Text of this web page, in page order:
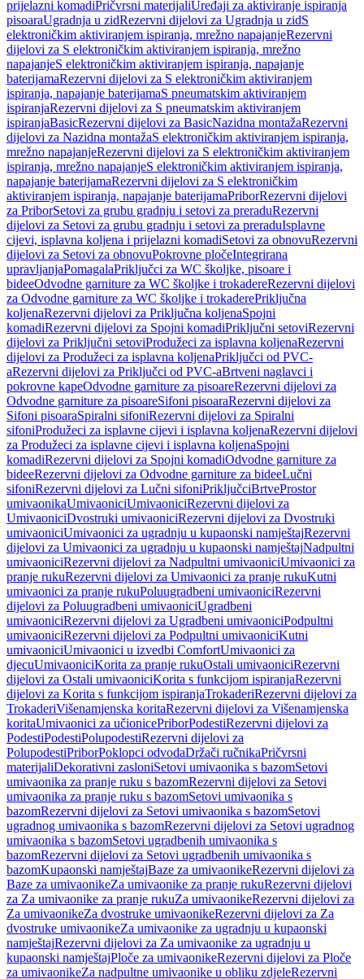
prijelazni komadiPričvrsni materijaliUređaji za aktiviranje ispiranja
pisoaraUgradnja u zidRezervni dijelovi za Ugradnja u zidS
elektroničkim aktiviranjem ispiranja, mrežno napajanjeRezervni
dijelovi za S elektroničkim aktiviranjem ispiranja, mrežno
napajanjeS elektroničkim aktiviranjem ispiranja, napajanje
baterijamaRezervni dijelovi za S elektroničkim aktiviranjem
ispiranja, napajanje baterijamaS pneumatskim aktiviranjem
ispiranjaRezervni dijelovi za S pneumatskim aktiviranjem
ispiranjaBasicRezervni dijelovi za BasicNazidna montažaRezervni
dijelovi za Nazidna montažaS elektroničkim aktiviranjem ispiranja,
mrežno napajanjeRezervni dijelovi za S elektroničkim aktiviranjem
ispiranja, mrežno napajanjeS elektroničkim aktiviranjem ispiranja,
napajanje baterijamaRezervni dijelovi za S elektroničkim
aktiviranjem ispiranja, napajanje baterijamaPriborRezervni dijelovi
za PriborSetovi za grubu gradnju i setovi za preraduRezervni
dijelovi za Setovi za grubu gradnju i setovi za preraduIsplavne
cijevi, isplavna koljena i prijelazni komadiSetovi za obnovuRezervni
dijelovi za Setovi za obnovuPokrovne pločeIntegrirana
upravljanjaPomagalaPriključci za WC školjke, pisoare i
bideeOdvodne garniture za WC školjke i trokadereRezervni dijelovi
za Odvodne garniture za WC školjke i trokaderePriključna
koljenaRezervni dijelovi za Priključna koljenaSpojni
komadiRezervni dijelovi za Spojni komadiPriključni setoviRezervni
dijelovi za Priključni setoviProdužeci za isplavna koljenaRezervni
dijelovi za Produžeci za isplavna koljenaPriključci od PVC-
aRezervni dijelovi za Priključci od PVC-aBrtveni naglavci i
pokrovne kapeOdvodne garniture za pisoareRezervni dijelovi za
Odvodne garniture za pisoareSifoni pisoaraRezervni dijelovi za
Sifoni pisoaraSpiralni sifoniRezervni dijelovi za Spiralni
sifoniProdužeci za isplavne cijevi i isplavna koljenaRezervni dijelovi
za Produžeci za isplavne cijevi i isplavna koljenaSpojni
komadiRezervni dijelovi za Spojni komadiOdvodne garniture za
bideeRezervni dijelovi za Odvodne garniture za bideeLučni
sifoniRezervni dijelovi za Lučni sifoniPriključciBrtveProstor
umivaonikaUmivaoniciUmivaoniciRezervni dijelovi za
UmivaoniciDvostruki umivaoniciRezervni dijelovi za Dvostruki
umivaoniciUmivaonici za ugradnju u kupaonski namještajRezervni
dijelovi za Umivaonici za ugradnju u kupaonski namještajNadpultni
umivaoniciRezervni dijelovi za Nadpultni umivaoniciUmivaonici za
pranje rukuRezervni dijelovi za Umivaonici za pranje rukuKutni
umivaonici za pranje rukuPoluugradbeni umivaoniciRezervni
dijelovi za Poluugradbeni umivaoniciUgradbeni
umivaoniciRezervni dijelovi za Ugradbeni umivaoniciPodpultni
umivaoniciRezervni dijelovi za Podpultni umivaoniciKutni
umivaoniciUmivaonici u izvedbi ComfortUmivaonici za
djecuUmivaoniciKorita za pranje rukuOstali umivaoniciRezervni
dijelovi za Ostali umivaoniciKorita s funkcijom ispiranjaRezervni
dijelovi za Korita s funkcijom ispiranjaTrokaderiRezervni dijelovi za
TrokaderiVišenamjenska koritaRezervni dijelovi za Višenamjenska
koritaUmivaonici za učionicePriborPodestiRezervni dijelovi za
PodestiPodestiPolupodestiRezervni dijelovi za
PolupodestiPriborPoklopci odvodaDržači ručnikaPričvrsni
materijaliDekorativni zasloniSetovi umivaonika s bazomSetovi
umivaonika za pranje ruku s bazomRezervni dijelovi za Setovi
umivaonika za pranje ruku s bazomSetovi umivaonika s
bazomRezervni dijelovi za Setovi umivaonika s bazomSetovi
ugradnog umivaonika s bazomRezervni dijelovi za Setovi ugradnog
umivaonika s bazomSetovi ugradbenih umivaonika s
bazomRezervni dijelovi za Setovi ugradbenih umivaonika s
bazomKupaonski namještajBaze za umivaonikeRezervni dijelovi za
Baze za umivaonikeZa umivaonike za pranje rukuRezervni dijelovi
za Za umivaonike za pranje rukuZa umivaonikeRezervni dijelovi za
Za umivaonikeZa dvostruke umivaonikeRezervni dijelovi za Za
dvostruke umivaonikeZa umivaonike za ugradnju u kupaonski
namještajRezervni dijelovi za Za umivaonike za ugradnju u
kupaonski namještajPloče za umivaonikeRezervni dijelovi za Ploče
za umivaonikeZa nadpultne umivaonike u obliku zdjeleRezervni